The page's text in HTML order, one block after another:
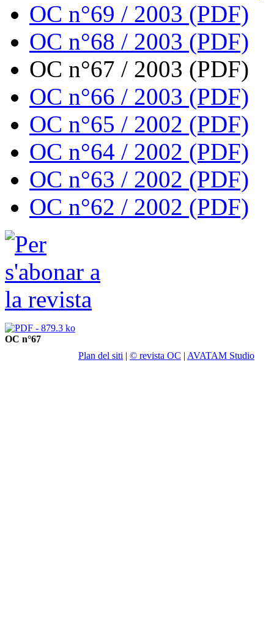
OC n°69 / 2003 (PDF)
OC n°68 / 2003 (PDF)
OC n°67 / 2003 (PDF)
OC n°66 / 2003 (PDF)
OC n°65 / 2002 (PDF)
OC n°64 / 2002 (PDF)
OC n°63 / 2002 (PDF)
OC n°62 / 2002 (PDF)
OC n°67
Plan del siti | © revista OC | AVATAM Studio